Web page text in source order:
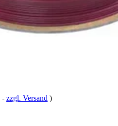
- zzgl. Versand )